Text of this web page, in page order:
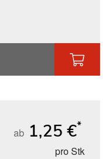
ab 1,25 €*
pro Stk